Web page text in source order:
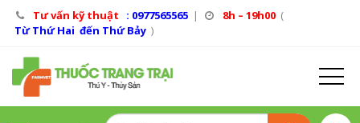
Tư vấn kỹ thuật : 0977565565 | 8h – 19h00 (
Từ Thứ Hai đến Thứ Bảy )